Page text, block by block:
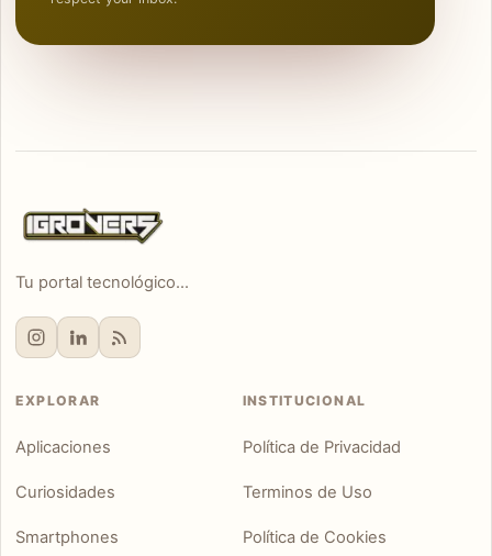
Tu portal tecnológico...
EXPLORAR
Aplicaciones
Curiosidades
Smartphones
INSTITUCIONAL
Política de Privacidad
Terminos de Uso
Política de Cookies